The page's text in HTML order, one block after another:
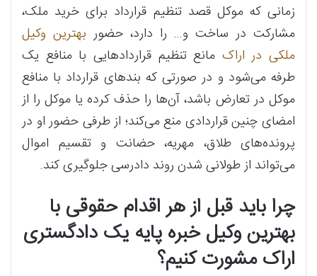
زمانی که موکل قصد تنظیم قرارداد برای خرید ملک،
مشارکت در ساخت و… را دارد، حضور بهترین وکیل
ملکی در اراک مانع تنظیم قراردادهایی با منافع یک
طرفه می‌شود و در صورتی که بندهای قرارداد با منافع
موکل در تعارض باشد، آن‌ها را حذف کرده یا موکل را از
امضای چنین قراردادی منع می‌کند؛ از طرفی حضور او در
پرونده‌های طلاق، مهریه، حضانت و تقسیم اموال
می‌تواند از طولانی شدن روند دادرسی جلوگیری کند.
چرا باید قبل از هر اقدام حقوقی با
بهترین وکیل خبره پایه یک دادگستری
اراک مشورت کنیم؟